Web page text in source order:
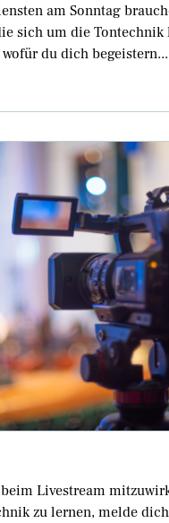
am Sonntag
sich um die Tontechnik
du dich begeistern...
Livestream
zu lernen, melde